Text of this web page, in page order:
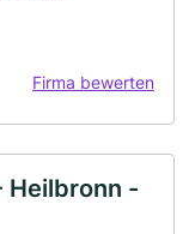
Firma bewerten
Heilbronn -